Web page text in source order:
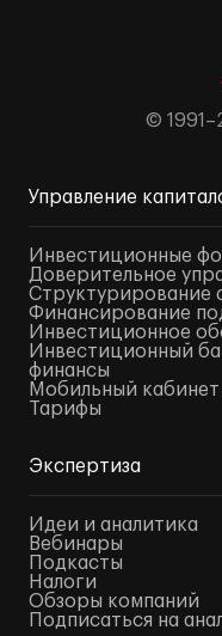
©
Управление
Инвестиционные
Доверительное
Структурирование
Финансирование
Инвестиционное
Инвестиционный
финансы
Мобильный кабинет
Тарифы
Экспертиза
Идеи и аналитика
Вебинары
Подкасты
Налоги
Обзоры компаний
Подписаться на